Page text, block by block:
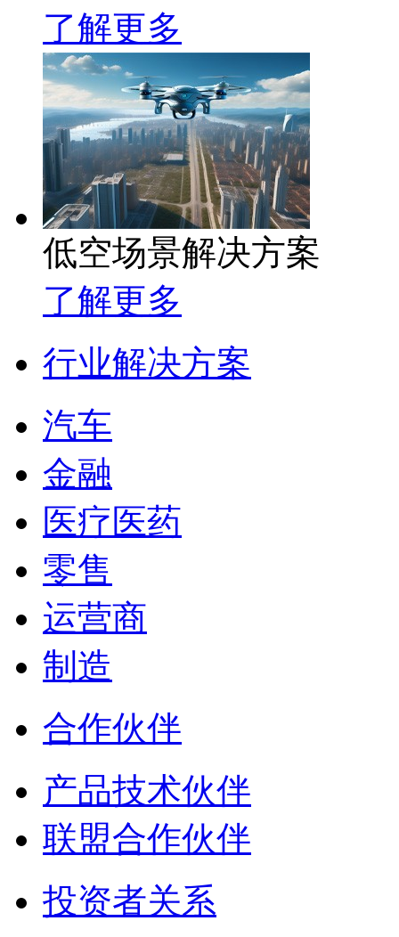
了解更多
低空场景解决方案
了解更多
行业解决方案
汽车
金融
医疗医药
零售
运营商
制造
合作伙伴
产品技术伙伴
联盟合作伙伴
投资者关系